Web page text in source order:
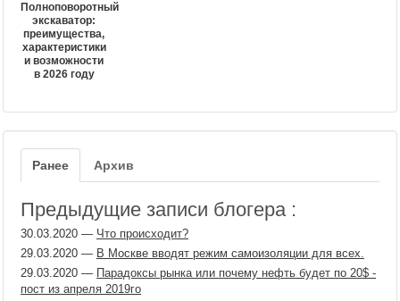
Полноповоротный
экскаватор:
преимущества,
характеристики
и возможности
в 2026 году
Ранее Архив
Предыдущие записи блогера :
30.03.2020 — Что происходит?
29.03.2020 — В Москве вводят режим самоизоляции для всех.
29.03.2020 — Парадоксы рынка или почему нефть будет по 20$ -
пост из апреля 2019го